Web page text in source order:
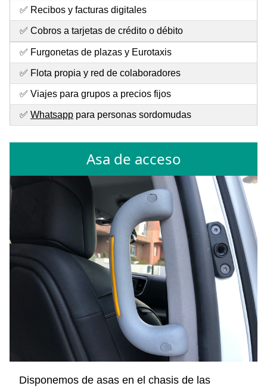
✅ Recibos y facturas digitales
✅ Cobros a tarjetas de crédito o débito
✅ Furgonetas de plazas y Eurotaxis
✅ Flota propia y red de colaboradores
✅ Viajes para grupos a precios fijos
✅ Whatsapp para personas sordomudas
Asa de acceso
Disponemos de asas en el chasis de las